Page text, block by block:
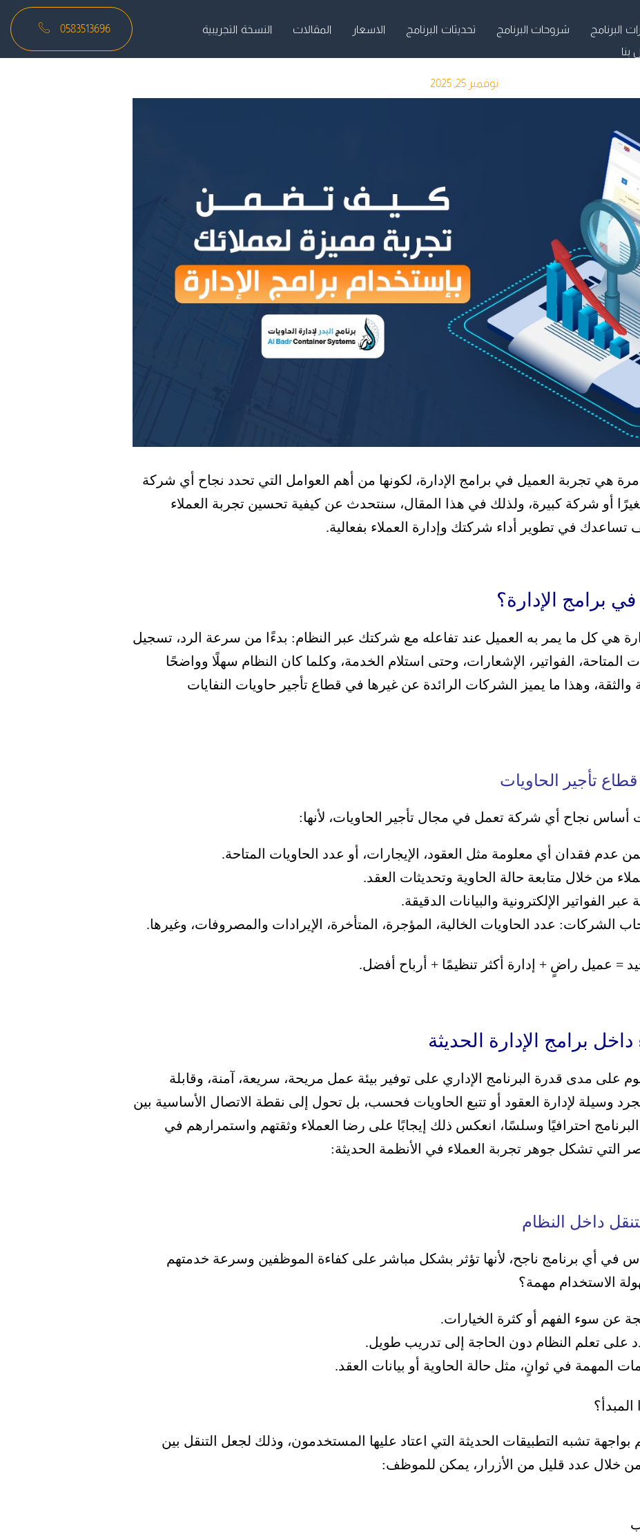
البرنامج شروحات البرنامج تحديثات البرنامج الاسعار المقالات
النسخة التجريبية
بنا
0583513696
نوفمبر 25, 2025
هي تجربة العميل في برامج الإدارة، لكونها من أهم العوامل التي تحدد نجاح أي شركة
أو شركة كبيرة، ولذلك في هذا المقال، سنتحدث عن كيفية تحسين تجربة العملاء
تساعدك في تطوير أداء شركتك وإدارة العملاء بفعالية.
برامج الإدارة؟
هي كل ما يمر به العميل عند تفاعله مع شركتك عبر النظام: بدءًا من سرعة الرد، تسجيل
المتاحة، الفواتير، الإشعارات، وحتى استلام الخدمة، وكلما كان النظام سهلًا وواضحًا
والثقة، وهذا ما يميز الشركات الرائدة عن غيرها في قطاع تأجير حاويات النفايات
تأجير الحاويات
أساس نجاح أي شركة تعمل في مجال تأجير الحاويات، لأنها:
عدم فقدان أي معلومة مثل العقود، الإيجارات، أو عدد الحاويات المتاحة.
من خلال متابعة حالة الحاوية وتحديثات العقد.
الفواتير الإلكترونية والبيانات الدقيقة.
الشركات: عدد الحاويات الخالية، المؤجرة، المتأخرة، الإيرادات والمصروفات، وغيرها.
= عميل راضٍ + إدارة أكثر تنظيمًا + أرباح أفضل.
برامج الإدارة الحديثة
على مدى قدرة البرنامج الإداري على توفير بيئة عمل مريحة، سريعة، آمنة، وقابلة
وسيلة لإدارة العقود أو تتبع الحاويات فحسب، بل تحول إلى نقطة الاتصال الأساسية بين
احترافيًا وسلسًا، انعكس ذلك إيجابًا على رضا العملاء وثقتهم واستمرارهم في
التي تشكل جوهر تجربة العملاء في الأنظمة الحديثة:
في أي برنامج ناجح، لأنها تؤثر بشكل مباشر على كفاءة الموظفين وسرعة خدمتهم
الاستخدام مهمة؟
عن سوء الفهم أو كثرة الخيارات.
على تعلم النظام دون الحاجة إلى تدريب طويل.
المهمة في ثوانٍ، مثل حالة الحاوية أو بيانات العقد.
بواجهة تشبه التطبيقات الحديثة التي اعتاد عليها المستخدمون، وذلك لجعل التنقل بين
خلال عدد قليل من الأزرار، يمكن للموظف: